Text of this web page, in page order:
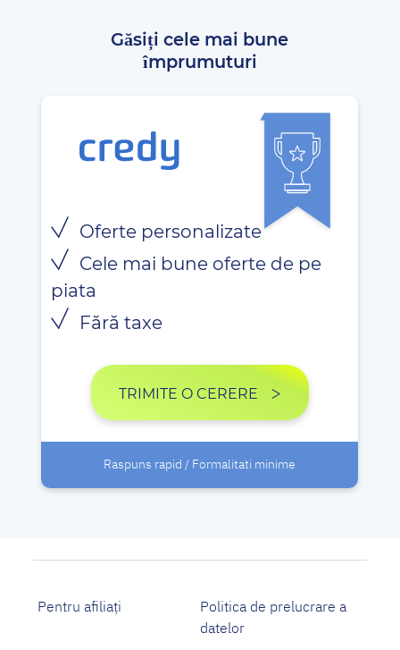
Găsiți cele mai bune
împrumuturi
Oferte personalizate
Cele mai bune oferte de pe
piata
Fără taxe
TRIMITE O CERERE
Raspuns rapid / Formalitati minime
Pentru afiliați
Politica de prelucrare a
datelor